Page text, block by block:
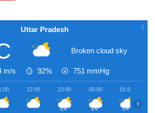
Uttar Pradesh
Broken cloud sky
m/s 92% 751 mmHg
22:00 23:00 00:00 01:00
›